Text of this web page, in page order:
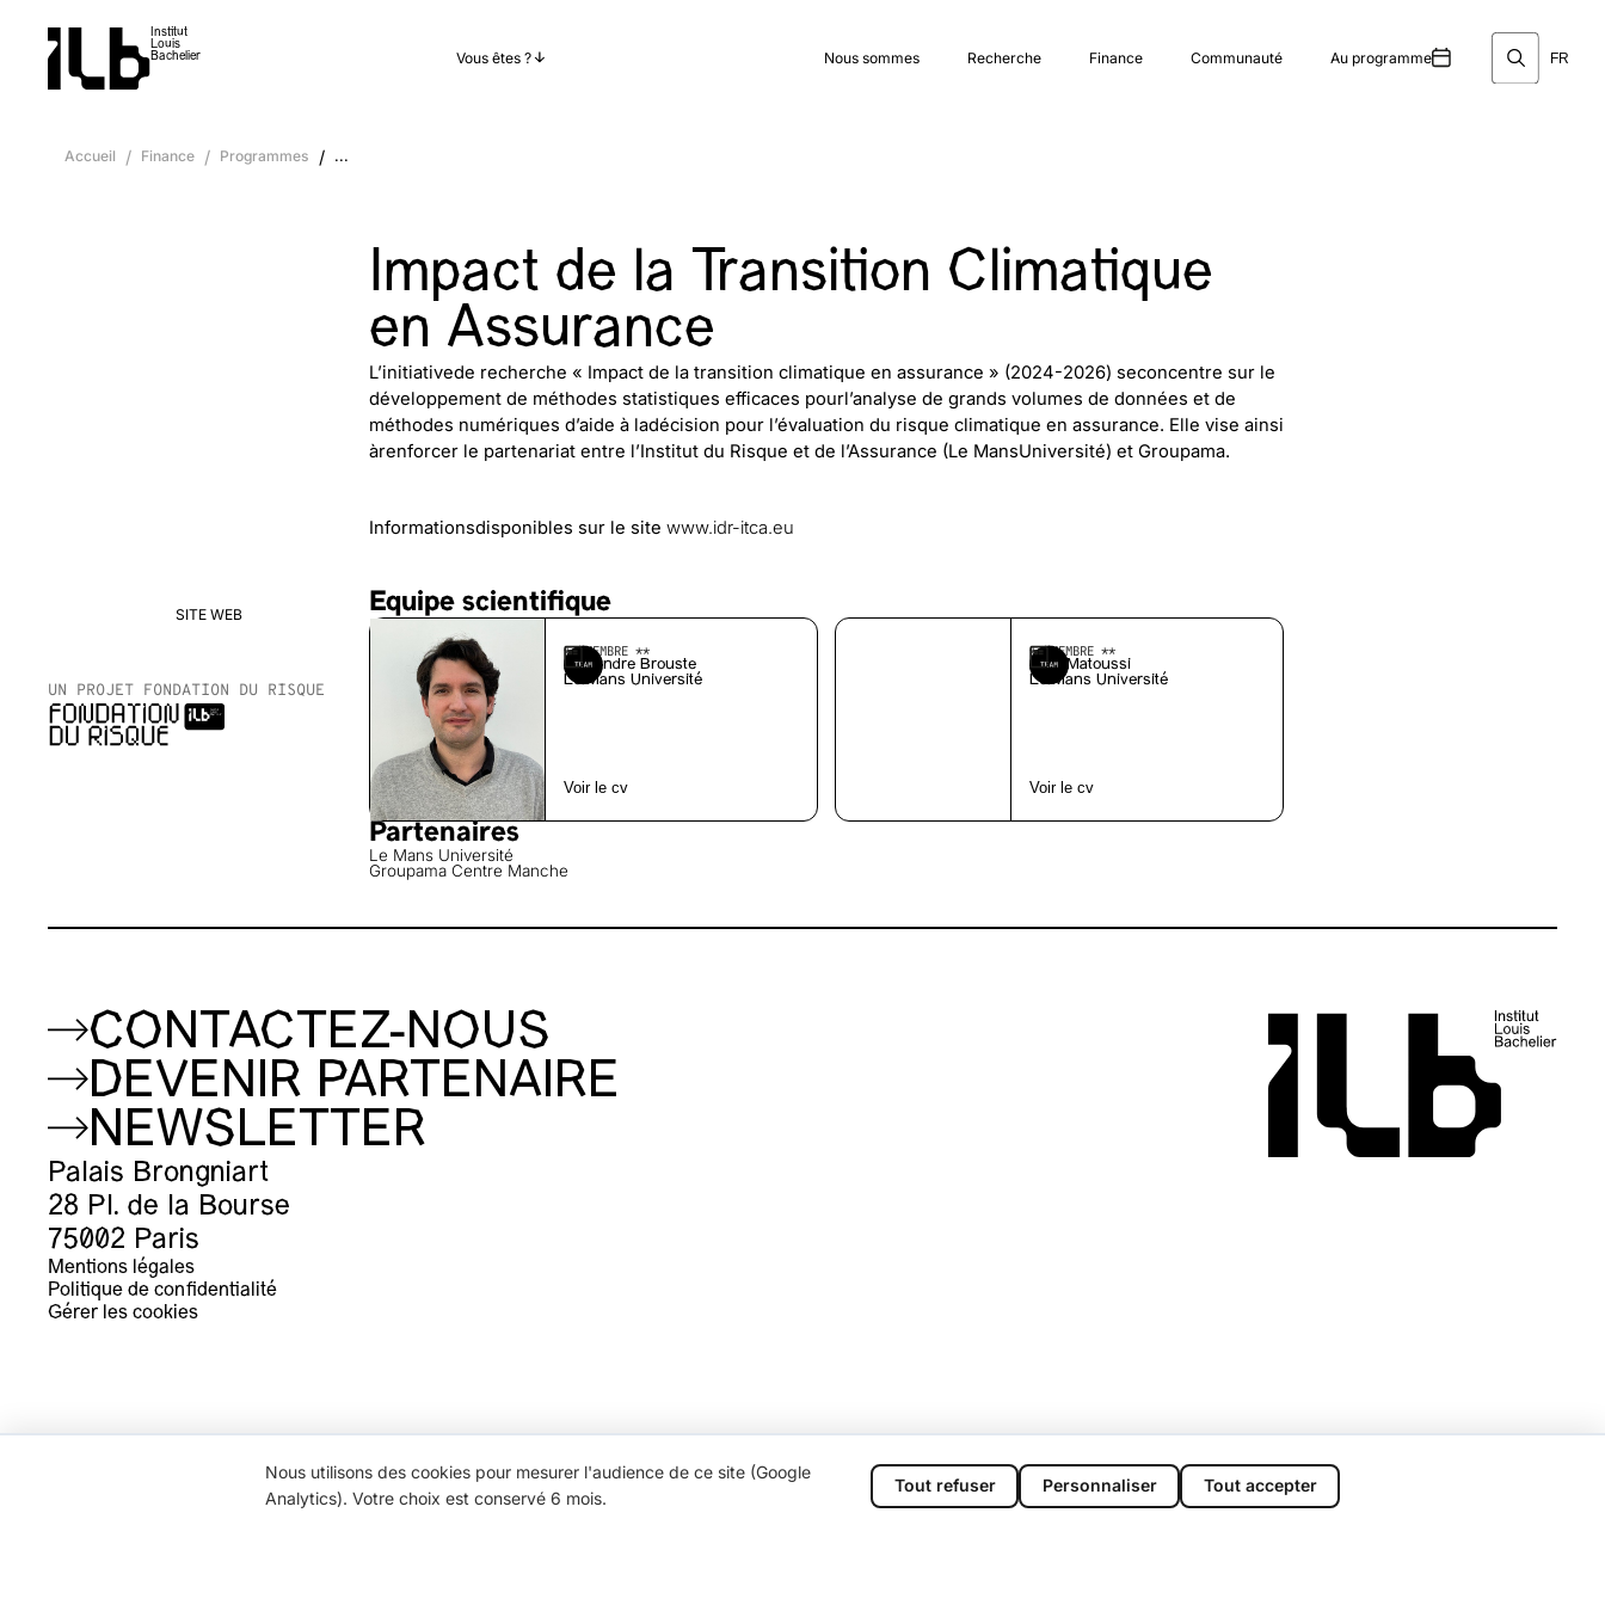
Institut
Louis
Bachelier
Vous êtes ? Nous sommes Recherche Finance Communauté Au programme FR
Accueil / Finance / Programmes / ...
-------------------------------------------------
SITE WEB
UN PROJET FONDATION DU RISQUE
Impact de la Transition Climatique
en Assurance
L’initiativede recherche « Impact de la transition climatique en assurance » (2024-2026) seconcentre sur le
développement de méthodes statistiques efficaces pourl’analyse de grands volumes de données et de
méthodes numériques d’aide à ladécision pour l’évaluation du risque climatique en assurance. Elle vise ainsi
àrenforcer le partenariat entre l’Institut du Risque et de l’Assurance (Le MansUniversité) et Groupama.
Informationsdisponibles sur le sitewww.idr-itca.eu
Equipe scientifique
** MEMBRE **
Alexandre Brouste
Le Mans Université
Voir le cv
** MEMBRE **
Anis Matoussi
Le Mans Université
Voir le cv
Partenaires
Le Mans Université
Groupama Centre Manche
CONTACTEZ-NOUS
DEVENIR PARTENAIRE
NEWSLETTER
Palais Brongniart
28 Pl. de la Bourse
75002 Paris
Mentions légales
Politique de confidentialité
Gérer les cookies
Nous utilisons des cookies pour mesurer l'audience de ce site (Google
Analytics). Votre choix est conservé 6 mois.
Tout refuser Personnaliser Tout accepter